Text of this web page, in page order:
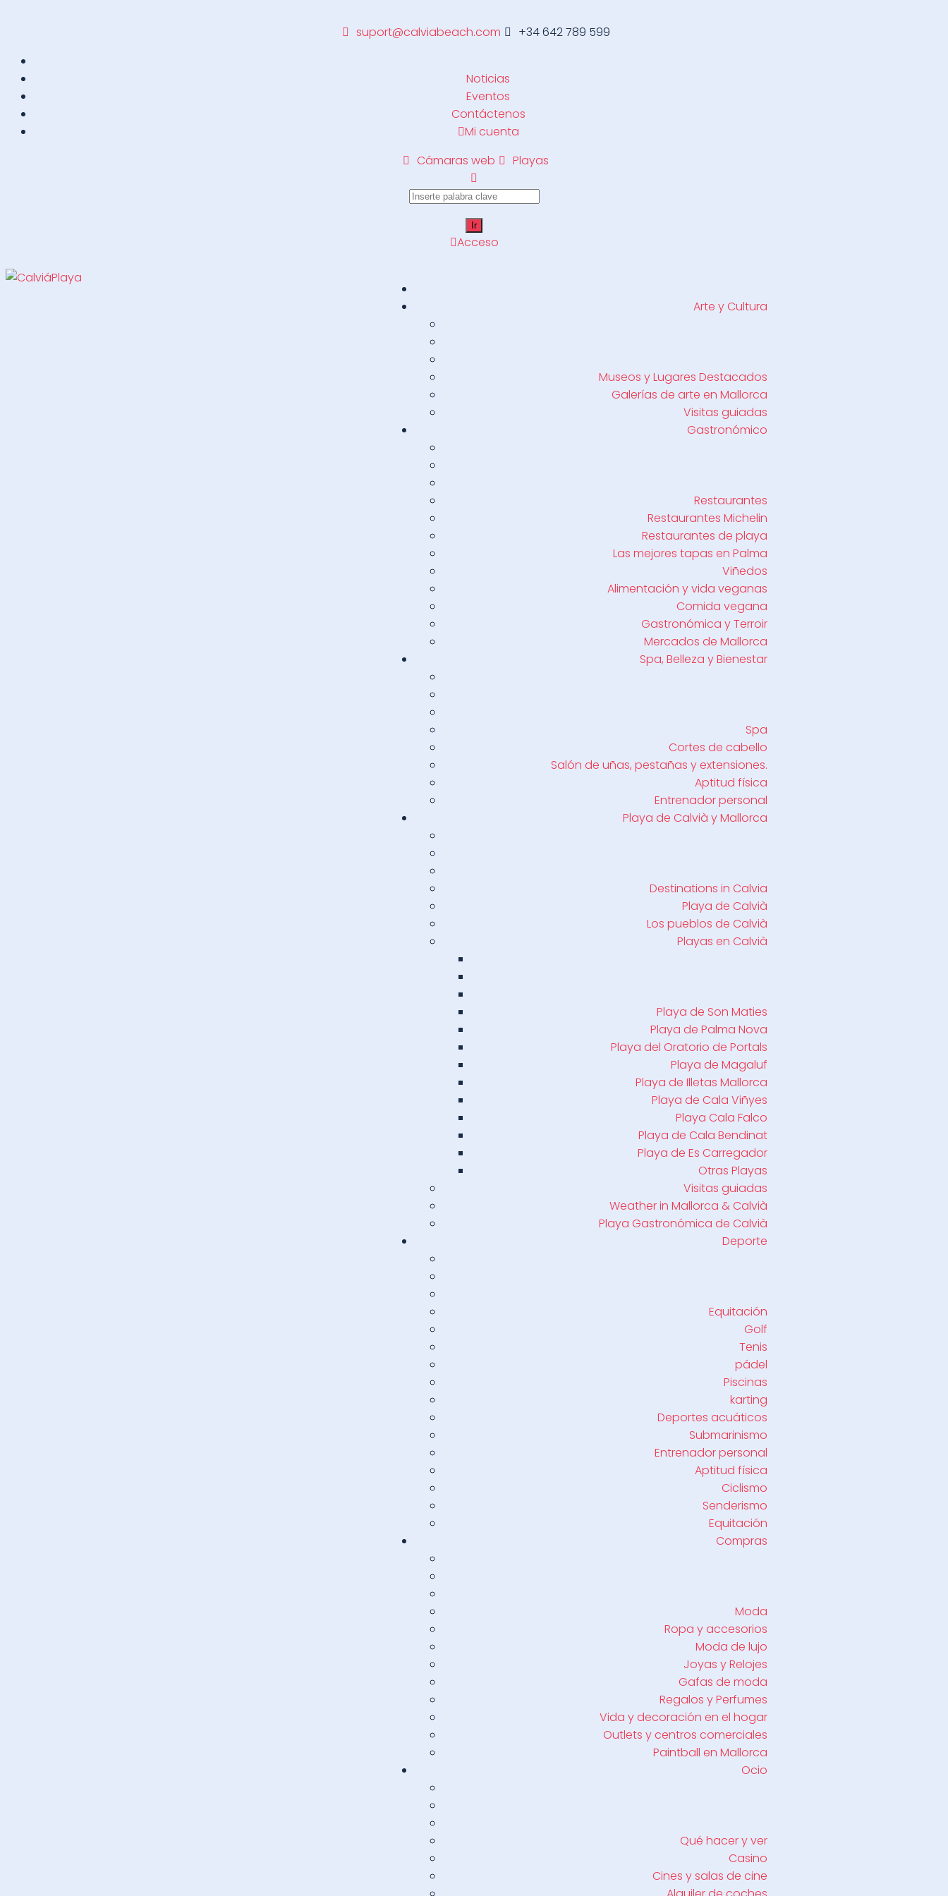
suport@calviabeach.com +34 642 789 599
Noticias
Eventos
Contáctenos
Mi cuenta
Cámaras web
Playas
Acceso
Arte y Cultura
Museos y Lugares Destacados
Galerías de arte en Mallorca
Visitas guiadas
Gastronómico
Restaurantes
Restaurantes Michelin
Restaurantes de playa
Las mejores tapas en Palma
Viñedos
Alimentación y vida veganas
Comida vegana
Gastronómica y Terroir
Mercados de Mallorca
Spa, Belleza y Bienestar
Spa
Cortes de cabello
Salón de uñas, pestañas y extensiones.
Aptitud física
Entrenador personal
Playa de Calvià y Mallorca
Destinations in Calvia
Playa de Calvià
Los pueblos de Calvià
Playas en Calvià
Playa de Son Maties
Playa de Palma Nova
Playa del Oratorio de Portals
Playa de Magaluf
Playa de Illetas Mallorca
Playa de Cala Viñyes
Playa Cala Falco
Playa de Cala Bendinat
Playa de Es Carregador
Otras Playas
Visitas guiadas
Weather in Mallorca & Calvià
Playa Gastronómica de Calvià
Deporte
Equitación
Golf
Tenis
pádel
Piscinas
karting
Deportes acuáticos
Submarinismo
Entrenador personal
Aptitud física
Ciclismo
Senderismo
Equitación
Compras
Moda
Ropa y accesorios
Moda de lujo
Joyas y Relojes
Gafas de moda
Regalos y Perfumes
Vida y decoración en el hogar
Outlets y centros comerciales
Paintball en Mallorca
Ocio
Qué hacer y ver
Casino
Cines y salas de cine